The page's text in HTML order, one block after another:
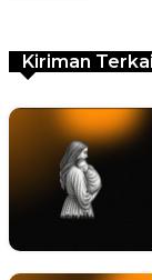
Kiriman